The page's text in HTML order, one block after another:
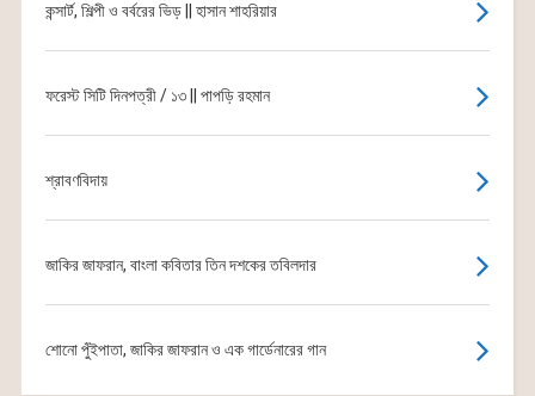
কন্সার্ট, শিল্পী ও বর্বরের ভিড় || হাসান শাহরিয়ার
ফরেস্ট সিটি দিনপত্রী / ১৩ || পাপড়ি রহমান
শ্রাবণবিদায়
জাকির জাফরান, বাংলা কবিতার তিন দশকের তবিলদার
শোনো পুঁইপাতা, জাকির জাফরান ও এক গার্ডেনারের গান